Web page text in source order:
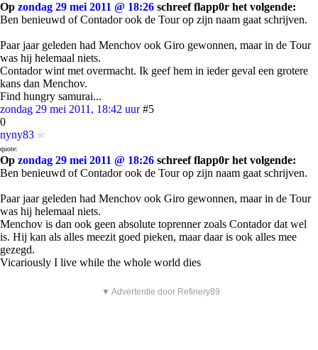
Op zondag 29 mei 2011 @ 18:26 schreef flapp0r het volgende:
Ben benieuwd of Contador ook de Tour op zijn naam gaat schrijven.
Paar jaar geleden had Menchov ook Giro gewonnen, maar in de Tour
was hij helemaal niets.
Contador wint met overmacht. Ik geef hem in ieder geval een grotere
kans dan Menchov.
Find hungry samurai...
zondag 29 mei 2011, 18:42 uur #5
0
nyny83
quote:
Op zondag 29 mei 2011 @ 18:26 schreef flapp0r het volgende:
Ben benieuwd of Contador ook de Tour op zijn naam gaat schrijven.
Paar jaar geleden had Menchov ook Giro gewonnen, maar in de Tour
was hij helemaal niets.
Menchov is dan ook geen absolute toprenner zoals Contador dat wel
is. Hij kan als alles meezit goed pieken, maar daar is ook alles mee
gezegd.
Vicariously I live while the whole world dies
▼ Advertentie door Refinery89